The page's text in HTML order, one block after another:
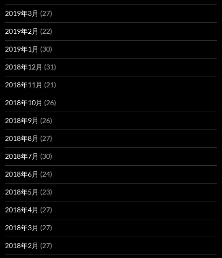
2019年3月 (27)
2019年2月 (22)
2019年1月 (30)
2018年12月 (31)
2018年11月 (21)
2018年10月 (26)
2018年9月 (26)
2018年8月 (27)
2018年7月 (30)
2018年6月 (24)
2018年5月 (23)
2018年4月 (27)
2018年3月 (27)
2018年2月 (27)